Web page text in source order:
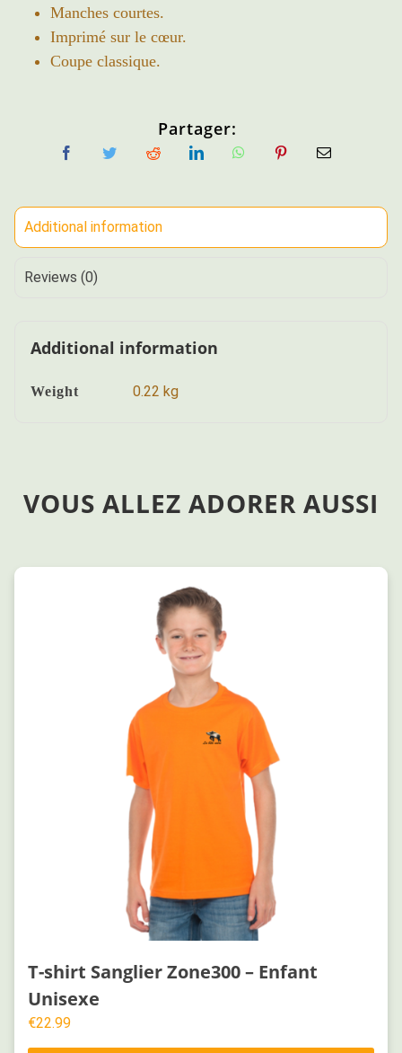
Manches courtes.
Imprimé sur le cœur.
Coupe classique.
Partager:
Additional information
Reviews (0)
Additional information
Weight 0.22 kg
VOUS ALLEZ ADORER AUSSI
T-shirt Sanglier Zone300 – Enfant
Unisexe
€22.99